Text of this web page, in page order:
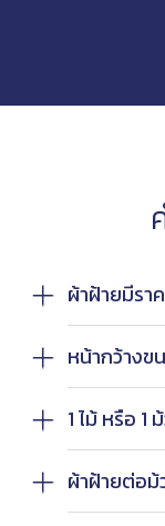
ผ้าฝ้ายมีรา
หน้ากว้างข
1 ไม้ หรือ 1
ผ้าฝ้ายต่อม้